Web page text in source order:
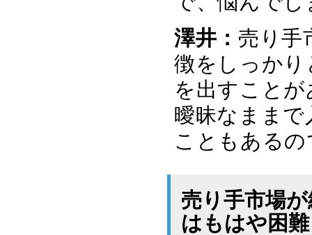
澤井： 売り手
徴をしっか
を出すこと
曖昧なままで
こともある
売り手市場
はもはや困難